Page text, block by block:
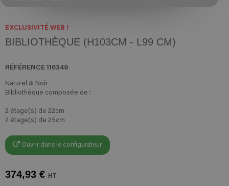
EXCLUSIVITÉ WEB !
BIBLIOTHÈQUE (H103CM - L99 CM)
RÉFÉRENCE116349
Naturel & Noir
Bibliothèque composée de :
2 étage(s) de 22cm
2 étage(s) de 25cm
Ouvrir dans le configurateur
374,93 € HT